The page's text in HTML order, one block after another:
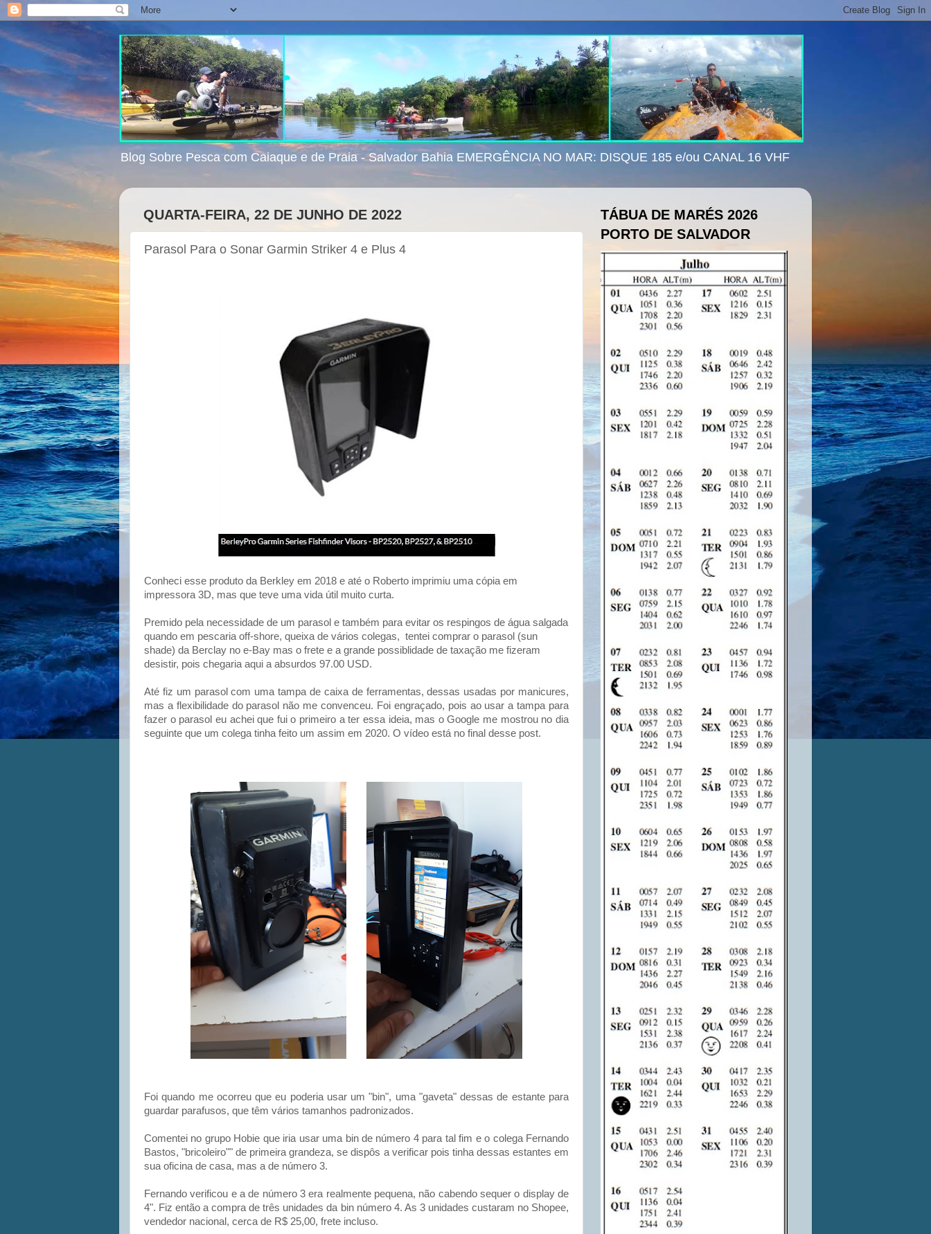
Blog Sobre Pesca com Caiaque e de Praia - Salvador Bahia EMERGÊNCIA NO MAR: DISQUE 185 e/ou CANAL 16 VHF
QUARTA-FEIRA, 22 DE JUNHO DE 2022
Parasol Para o Sonar Garmin Striker 4 e Plus 4
Conheci esse produto da Berkley em 2018 e até o Roberto imprimiu uma cópia em
impressora 3D, mas que teve uma vida útil muito curta.
Premido pela necessidade de um parasol e também para evitar os respingos de água salgada
quando em pescaria off-shore, queixa de vários colegas, tentei comprar o parasol (sun
shade) da Berclay no e-Bay mas o frete e a grande possiblidade de taxação me fizeram
desistir, pois chegaria aqui a absurdos 97.00 USD.
Até fiz um parasol com uma tampa de caixa de ferramentas, dessas usadas por manicures,
mas a flexibilidade do parasol não me convenceu. Foi engraçado, pois ao usar a tampa para
fazer o parasol eu achei que fui o primeiro a ter essa ideia, mas o Google me mostrou no dia
seguinte que um colega tinha feito um assim em 2020. O vídeo está no final desse post.
Foi quando me ocorreu que eu poderia usar um "bin", uma "gaveta" dessas de estante para
guardar parafusos, que têm vários tamanhos padronizados.
Comentei no grupo Hobie que iria usar uma bin de número 4 para tal fim e o colega Fernando
Bastos, "bricoleiro"" de primeira grandeza, se dispôs a verificar pois tinha dessas estantes em
sua oficina de casa, mas a de número 3.
Fernando verificou e a de número 3 era realmente pequena, não cabendo sequer o display de
4". Fiz então a compra de três unidades da bin número 4. As 3 unidades custaram no Shopee,
vendedor nacional, cerca de R$ 25,00, frete incluso.
TÁBUA DE MARÉS 2026
PORTO DE SALVADOR